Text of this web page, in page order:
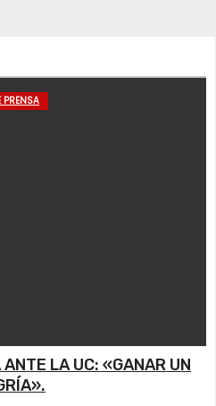
PRENSA
LA UC: «GANAR UN